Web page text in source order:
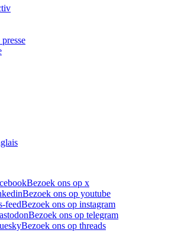
Bezoek ons op x
Bezoek ons op youtube
feedBezoek ons op instagram
Bezoek ons op telegram
Bezoek ons op threads